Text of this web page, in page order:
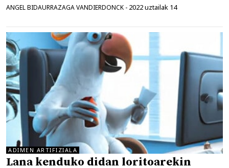
ANGEL BIDAURRAZAGA VANDIERDONCK - 2022 uztailak 14
ADIMEN ARTIFIZIALA
Lana kenduko didan loritoarekin